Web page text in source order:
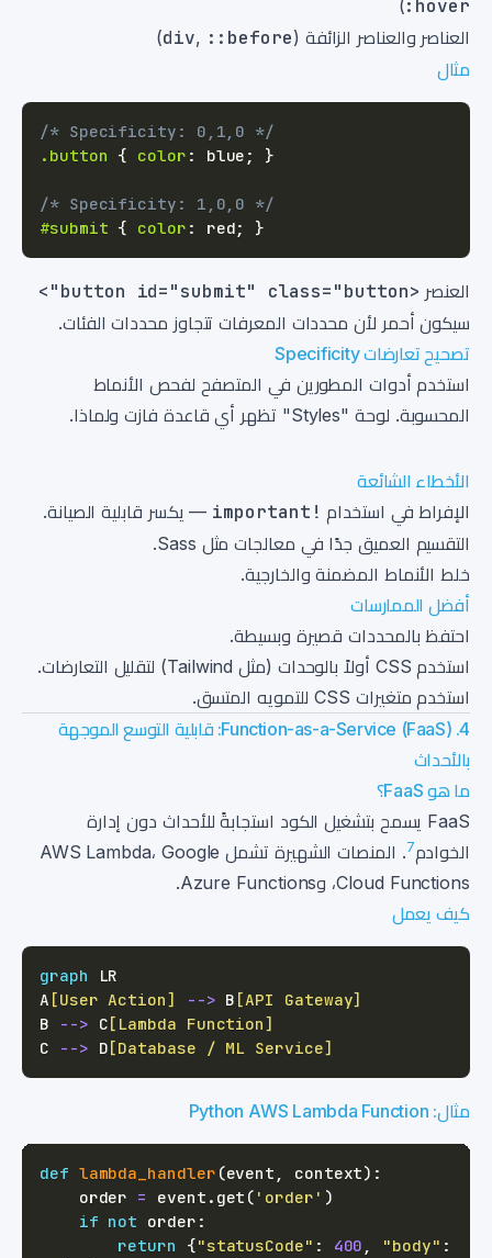
:hover
)
العناصر والعناصر الزائفة (
div, ::before
)
مثال
/* Specificity: 0,1,0 */
.button { color : blue ; }
/* Specificity: 1,0,0 */
#submit { color : red; }
العنصر <button id="submit" class="button">
سيكون أحمر لأن محددات المعرفات تتجاوز محددات الفئات.
تصحيح تعارضات Specificity
استخدم أدوات المطورين في المتصفح لفحص الأنماط
المحسوبة. لوحة "Styles" تظهر أي قاعدة فازت ولماذا.
الأخطاء الشائعة
الإفراط في استخدام !important
— يكسر قابلية الصيانة.
التقسيم العميق جدًا في معالجات مثل Sass.
خلط الأنماط المضمنة والخارجية.
أفضل الممارسات
احتفظ بالمحددات قصيرة وبسيطة.
استخدم CSS أولاً بالوحدات (مثل Tailwind) لتقليل التعارضات.
استخدم متغيرات CSS للتمويه المتسق.
4. Function-as-a-Service (FaaS): قابلية التوسع الموجهة
بالأحداث
ما هو FaaS؟
FaaS يسمح بتشغيل الكود استجابةً للأحداث دون إدارة
الخوادم7
. المنصات الشهيرة تشمل AWS Lambda، Google
Cloud Functions، وAzure Functions.
كيف يعمل
graph
A [User Action] --> B [API Gateway]
B
--> C [Lambda Function]
C
--> D [Database / ML Service]
مثال: Python AWS Lambda Function
def lambda_handler (event , context) :
    order
= event . get ( 'order' )
if not order :
return
{"statusCode" : 400 , "body" :